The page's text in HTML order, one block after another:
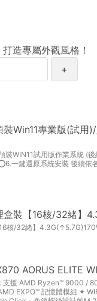
造專屬外觀風格！
+
Win11專業版(試用
裝WIN11試用版作業系統
一鍵還原系統安裝 後續
裝【16核/32緒】
核/32緒】
AORUS ELITE
援 AMD Ryzen™ 9000 /
EXPO™ 記憶體模組 ✦